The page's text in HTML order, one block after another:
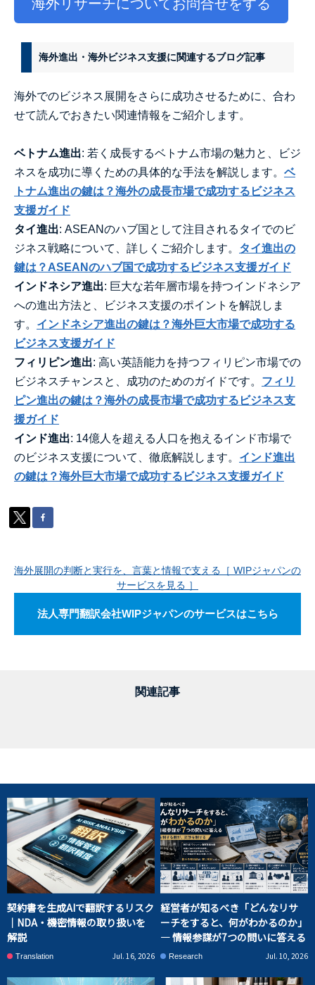
海外リサーチについてお問合せをする
海外進出・海外ビジネス支援に関連するブログ記事
海外でのビジネス展開をさらに成功させるために、合わ
せて読んでおきたい関連情報をご紹介します。
ベトナム進出: 若く成長するベトナム市場の魅力と、ビジ
ネスを成功に導くための具体的な手法を解説します。 ベ
トナム進出の鍵は？海外の成長市場で成功するビジネス
支援ガイド
タイ進出: ASEANのハブ国として注目されるタイでのビ
ジネス戦略について、詳しくご紹介します。 タイ進出の
鍵は？ASEANのハブ国で成功するビジネス支援ガイド
インドネシア進出: 巨大な若年層市場を持つインドネシア
への進出方法と、ビジネス支援のポイントを解説しま
す。 インドネシア進出の鍵は？海外巨大市場で成功する
ビジネス支援ガイド
フィリピン進出: 高い英語能力を持つフィリピン市場での
ビジネスチャンスと、成功のためのガイドです。 フィリ
ピン進出の鍵は？海外の成長市場で成功するビジネス支
援ガイド
インド進出: 14億人を超える人口を抱えるインド市場で
のビジネス支援について、徹底解説します。 インド進出
の鍵は？海外巨大市場で成功するビジネス支援ガイド
海外展開の判断と実行を、言葉と情報で支える［ WIPジャパンの
サービスを見る ］
法人専門翻訳会社WIPジャパンのサービスはこちら
関連記事
契約書を生成AIで翻訳するリスク
｜NDA・機密情報の取り扱いを
解説
Translation Jul. 16, 2026
経営者が知るべき「どんなリサ
ーチをすると、何がわかるのか」
― 情報参謀が7つの問いに答える
Research Jul. 10, 2026